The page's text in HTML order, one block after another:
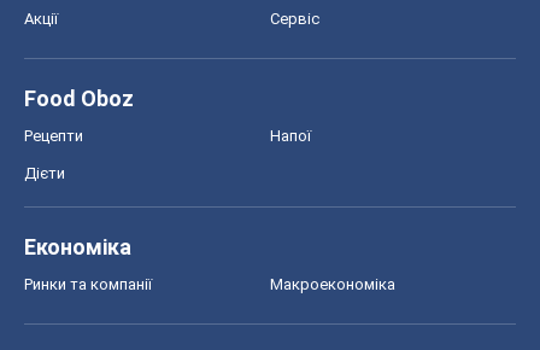
Акції Сервіс
Food Oboz
Рецепти Напої
Дієти
Економіка
Ринки та компанії Макроекономіка